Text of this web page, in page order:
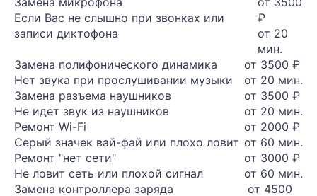
Если Вас не слышно при звонках или
записи диктофона
₽
от 20
мин.
Замена полифонического динамика
Нет звука при прослушивании музыки
от 3500 ₽
от 20 мин.
Замена разъема наушников
Не идет звук из наушников
от 3500 ₽
от 20 мин.
Ремонт Wi-Fi
Серый значек вай-фай или плохо ловит
от 2000 ₽
от 60 мин.
Ремонт "нет сети"
Не ловит сеть или плохой сигнал
от 3000 ₽
от 60 мин.
Замена контроллера заряда
от 4500